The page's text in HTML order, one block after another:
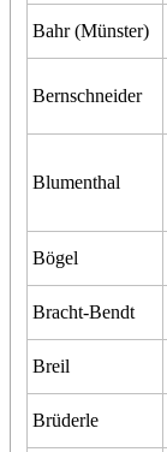
Bahr (Münster)
Bernschneider
Blumenthal
Bögel
Bracht-Bendt
Breil
Brüderle